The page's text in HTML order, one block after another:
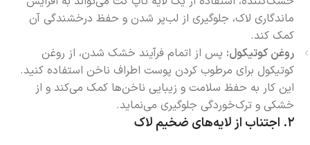
ماندگاری لاک، جلوگیری از لب‌پر شدن و حفظ درخشندگی آن
کمک کند.
روغن کوتیکول: پس از اتمام فرآیند خشک شدن، از روغن
کوتیکول برای مرطوب کردن پوست اطراف ناخن استفاده کنید.
این کار به حفظ سلامت و زیبایی ناخن‌ها کمک می‌کند و از
خشکی و ترک‌خوردگی جلوگیری می‌نماید.
۲. اجتناب از لایه‌های ضخیم لاک